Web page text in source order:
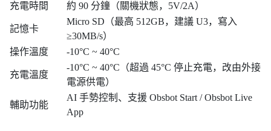
充電時間
約 90 分鐘（關機狀態，5V/2A）
記憶卡
Micro SD（最高 512GB，建議 U3，寫入
≥30MB/s）
操作溫度
-10°C ~ 40°C
充電溫度
-10°C ~ 40°C（超過 45°C 停止充電，改由外接
電源供電）
輔助功能
AI 手勢控制、支援 Obsbot Start / Obsbot Live
App